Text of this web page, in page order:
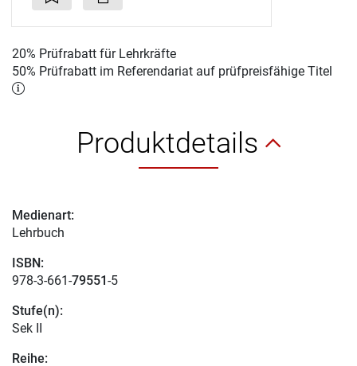
20% Prüfrabatt für Lehrkräfte
50% Prüfrabatt im Referendariat auf prüfpreisfähige Titel
Produktdetails
Medienart:
Lehrbuch
ISBN:
978-3-661-79551-5
Stufe(n):
Sek II
Reihe: